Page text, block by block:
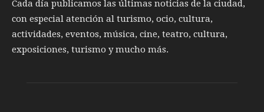
Cada día publicamos las últimas noticias de la ciudad,
con especial atención al turismo, ocio, cultura,
actividades, eventos, música, cine, teatro, cultura,
exposiciones, turismo y mucho más.